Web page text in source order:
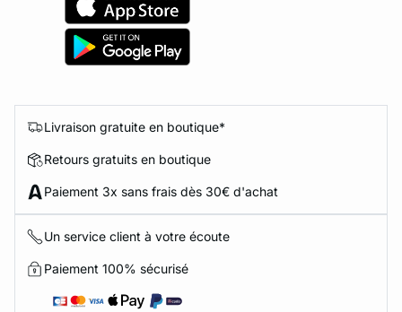
Livraison gratuite en boutique*
Retours gratuits en boutique
Paiement 3x sans frais dès 30€ d'achat
Un service client à votre écoute
Paiement 100% sécurisé